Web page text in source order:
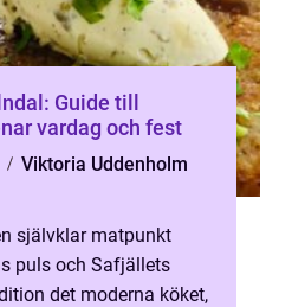
Guide till
vardag och fest
Viktoria Uddenholm
självklar matpunkt
puls och Safjällets
det moderna köket,